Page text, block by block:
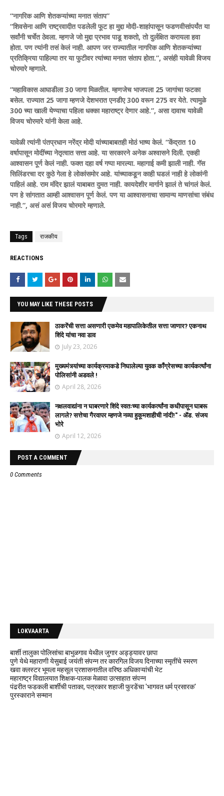
“नागरिक आणि शेतकऱ्यांच्या मनात संताप”
“शिवसेना आणि राष्ट्रवादीत पडलेली फूट हा मुद्दा मोदी-शाहांपासून फडणवीसांपर्यंत या
सर्वांनी चर्चेत ठेवला. म्हणजे जो मुद्दा प्रभाव पाडू शकतो, तो दुर्लक्षित करायला हवा
होता. पण त्यांनी तसं केलं नाही. आपण जर राज्यातील नागरिक आणि शेतकऱ्यांच्या
प्रतिक्रिया पाहिल्या तर या फुटीवर त्यांच्या मनात संताप होता.”, असंही यावेळी विजय
चोरमारे म्हणाले.
“महाविकास आघाडीला 30 जागा मिळतील. म्हणजेच भाजपला 25 जागांचा फटका
बसेल. राज्यात 25 जागा म्हणजे देशभरात एनडीए 300 वरून 275 वर येते. त्यामुळे
300 च्या खाली येण्याचा पहिला धक्का महाराष्ट्र देणार आहे.”, असा दावाच यावेळी
विजय चोरमारे यांनी केला आहे.
यावेळी त्यांनी पंतप्रधान नरेंद्र मोदी यांच्याबाबतही मोठं भाष्य केलं. “केंद्रात 10
वर्षापासून मोदींच्या नेतृत्वात सत्ता आहे. या सरकारने अनेक अश्वासने दिली. एकही
आश्वासन पूर्ण केलं नाही. फक्त दहा वर्ष गप्पा मारल्या. महागाई कमी झाली नाही. गॅस
सिलिंडरचा दर कुठे गेला हे लोकांसमोर आहे. यांच्याकडून काही घडलं नाही हे लोकांनी
पाहिलं आहे. राम मंदिर झालं याबाबत दुमत नाही. कायदेशीर मार्गाने झालं ते चांगलं केलं.
पण हे सांगतात आम्ही आश्वासन पूर्ण केलं. पण या आश्वासनाचा सामान्य माणसांचा संबंध
नाही.”, असं असं विजय चोरमारे म्हणाले.
Tags राजकीय
REACTIONS
YOU MAY LIKE THESE POSTS
ठाकरेंची सत्ता असणारी एकमेव महापालिकेतील सत्ता जाणार? एकनाथ
शिंदे यांचा नवा डाव
July 23, 2026
मुख्यमंत्र्यांच्या कार्यक्रमाकडे निघालेल्या युवक काँग्रेसच्या कार्यकर्त्यांना
पोलिसांनी अडवले !
April 28, 2026
नक्षलवाद्यांना न घाबरणारे शिंदे स्वतःच्या कार्यकर्त्यांना कधीपासून घाबरू
लागले? सत्तेचा गैरवापर म्हणजे नव्या हुकूमशाहीची नांदी!" - ॲड. संजय
भोरे
April 12, 2026
POST A COMMENT
0 Comments
LOKVAARTA
बार्शी तालुका पोलिसांचा बाभुळगाव येथील जुगार अड्ड्यावर छापा
पुणे येथे महाराणी येसुबाई जयंती संपन्न तर कारगिल विजय दिनाच्या स्मृतींचे स्मरण
खवा क्लस्टर भूमला महसूल प्रशासनातील वरिष्ठ अधिकाऱ्यांची भेट
महाराष्ट्र विद्यालयात शिक्षक-पालक मेळावा उत्साहात संपन्न
पंढरीत फडकली बार्शीची पताका, पत्रकार शहाजी फुरडेंचा 'भागवत धर्म प्रसारक'
पुरस्काराने सन्मान